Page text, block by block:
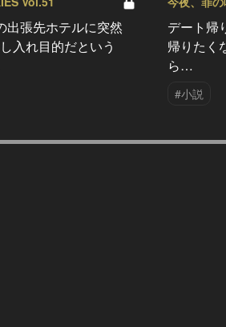
出張先ホテルに突然
入れ目的だという
デート帰
帰りたく
ら…
#小説